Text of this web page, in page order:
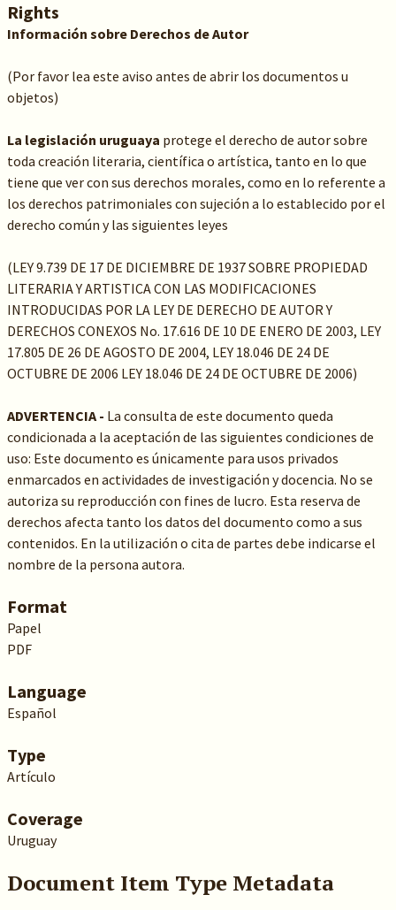
Rights
Información sobre Derechos de Autor
(Por favor lea este aviso antes de abrir los documentos u
objetos)
La legislación uruguaya protege el derecho de autor sobre
toda creación literaria, científica o artística, tanto en lo que
tiene que ver con sus derechos morales, como en lo referente a
los derechos patrimoniales con sujeción a lo establecido por el
derecho común y las siguientes leyes
(LEY 9.739 DE 17 DE DICIEMBRE DE 1937 SOBRE PROPIEDAD
LITERARIA Y ARTISTICA CON LAS MODIFICACIONES
INTRODUCIDAS POR LA LEY DE DERECHO DE AUTOR Y
DERECHOS CONEXOS No. 17.616 DE 10 DE ENERO DE 2003, LEY
17.805 DE 26 DE AGOSTO DE 2004, LEY 18.046 DE 24 DE
OCTUBRE DE 2006 LEY 18.046 DE 24 DE OCTUBRE DE 2006)
ADVERTENCIA - La consulta de este documento queda
condicionada a la aceptación de las siguientes condiciones de
uso: Este documento es únicamente para usos privados
enmarcados en actividades de investigación y docencia. No se
autoriza su reproducción con fines de lucro. Esta reserva de
derechos afecta tanto los datos del documento como a sus
contenidos. En la utilización o cita de partes debe indicarse el
nombre de la persona autora.
Format
Papel
PDF
Language
Español
Type
Artículo
Coverage
Uruguay
Document Item Type Metadata